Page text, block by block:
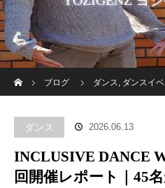
ブログ
ダンス, ダンスイベ
45名が参加した特別な一日
ダンス 2026.06.13
INCLUSIVE DANCE
回開催レポート｜45